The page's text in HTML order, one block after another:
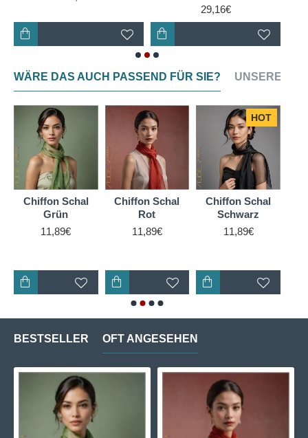
tragen. Ein Ponge-Seidenschal ist also nicht nur ein
modisches Statement, sondern auch ein Zeichen für
Komfort und Qualität. Warum also nicht heute noch
einen Ponge-Seidenschal kaufen und sich selbst ein
wenig Luxus gönnen?
29,16€
WÄRE DAS AUCH PASSEND FÜR SIE? UNSERE
Chiffon Schal
Grün
11,89€
Chiffon Schal
Rot
11,89€
HOT
Chiffon Schal
Schwarz
11,89€
BESTSELLER OFT ANGESEHEN